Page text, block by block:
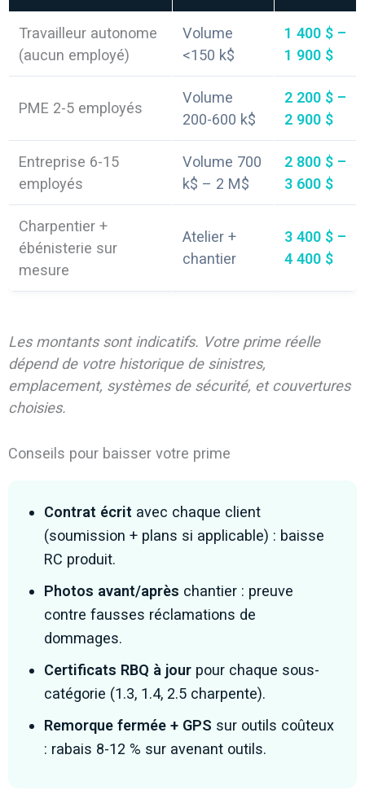
Travailleur autonome
(aucun employé)
Volume
<150 k$
1 400 $ –
1 900 $
PME 2-5 employés
Volume
200-600 k$
2 200 $ –
2 900 $
Entreprise 6-15
employés
Volume 700
k$ – 2 M$
2 800 $ –
3 600 $
Charpentier +
ébénisterie sur
mesure
Atelier +
chantier
3 400 $ –
4 400 $
Les montants sont indicatifs. Votre prime réelle
dépend de votre historique de sinistres,
emplacement, systèmes de sécurité, et couvertures
choisies.
Conseils pour baisser votre prime
Contrat écrit avec chaque client
(soumission + plans si applicable) : baisse
RC produit.
Photos avant/après chantier : preuve
contre fausses réclamations de
dommages.
Certificats RBQ à jourpour chaque sous-
catégorie (1.3, 1.4, 2.5 charpente).
Remorque fermée + GPS sur outils coûteux
: rabais 8-12 % sur avenant outils.